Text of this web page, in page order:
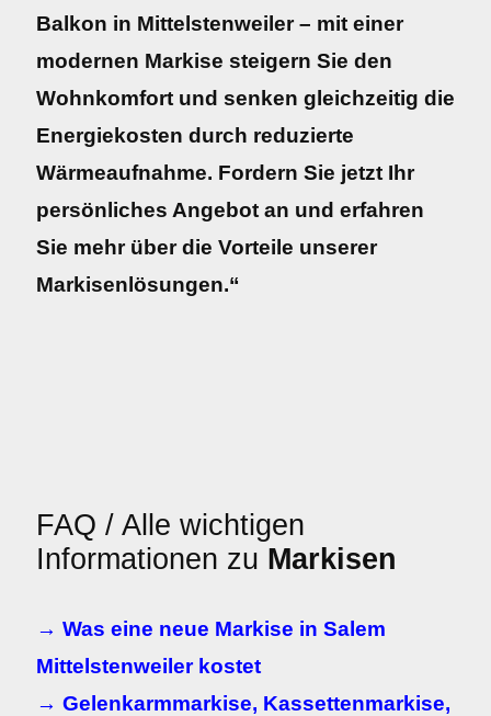
Balkon in Mittelstenweiler – mit einer
modernen Markise steigern Sie den
Wohnkomfort und senken gleichzeitig die
Energiekosten durch reduzierte
Wärmeaufnahme. Fordern Sie jetzt Ihr
persönliches Angebot an und erfahren
Sie mehr über die Vorteile unserer
Markisenlösungen.“
FAQ / Alle wichtigen
Informationen zu Markisen
→ Was eine neue Markise in Salem
Mittelstenweiler kostet
→ Gelenkarmmarkise, Kassettenmarkise,